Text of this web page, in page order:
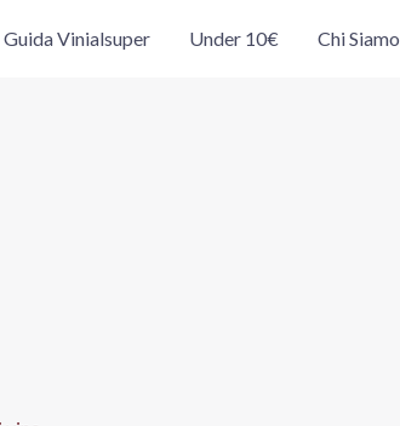
Guida Vinialsuper Under 10€ Chi Siamo